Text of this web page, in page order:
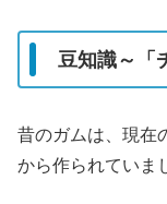
豆知識～「
昔のガムは、現在
から作られていま